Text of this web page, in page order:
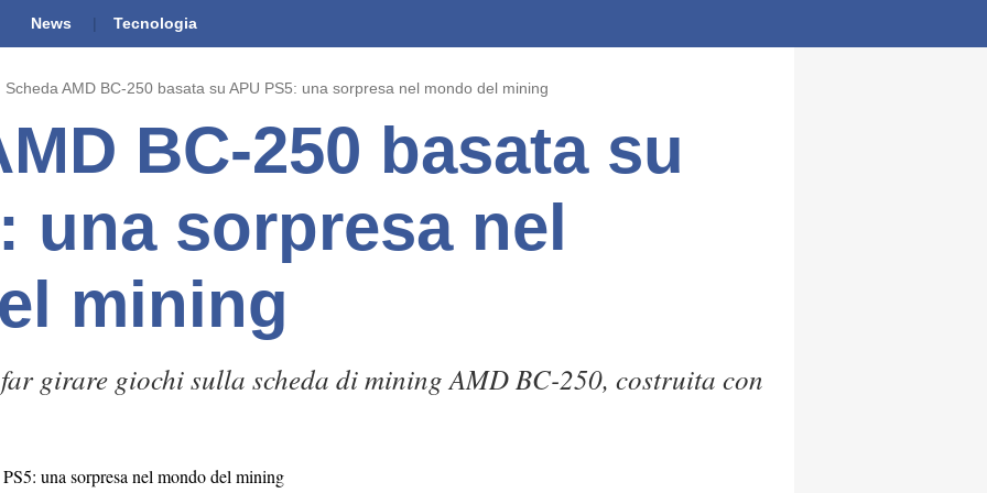
News Tecnologia
Scheda AMD BC-250 basata su APU PS5: una sorpresa nel mondo del mining
BC-250 basata su
una sorpresa nel
mining
girare giochi sulla scheda di mining AMD BC-250, costruita con